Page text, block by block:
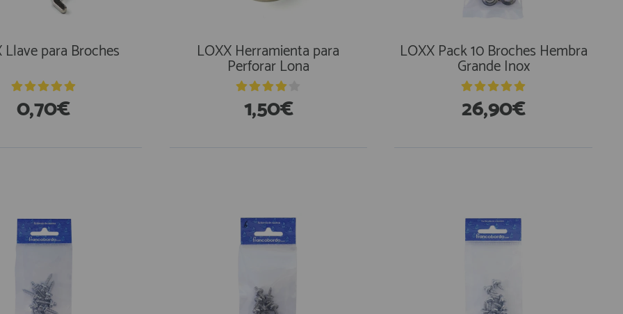
Llave para Broches
0,70€
LOXX Herramienta para
Perforar Lona
1,50€
LOXX Pack 10 Broches Hembra
Grande Inox
26,90€